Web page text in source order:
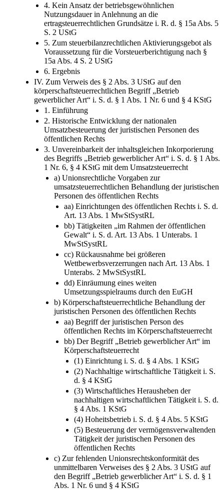
4. Kein Ansatz der betriebsgewöhnlichen
Nutzungsdauer in Anlehnung an die
ertragsteuerrechtlichen Grundsätze i. R. d. § 15a Abs. 5
S. 2 UStG
5. Zum steuerbilanzrechtlichen Aktivierungsgebot als
Voraussetzung für die Vorsteuerberichtigung nach §
15a Abs. 4 S. 2 UStG
6. Ergebnis
IV. Zum Verweis des § 2 Abs. 3 UStG auf den
körperschaftsteuerrechtlichen Begriff „Betrieb
gewerblicher Art“ i. S. d. § 1 Abs. 1 Nr. 6 und § 4 KStG
1. Einführung
2. Historische Entwicklung der nationalen
Umsatzbesteuerung der juristischen Personen des
öffentlichen Rechts
3. Unvereinbarkeit der inhaltsgleichen Inkorporierung
des Begriffs „Betrieb gewerblicher Art“ i. S. d. § 1 Abs.
1 Nr. 6, § 4 KStG mit dem Umsatzsteuerrecht
a) Unionsrechtliche Vorgaben zur
umsatzsteuerrechtlichen Behandlung der juristischen
Personen des öffentlichen Rechts
aa) Einrichtungen des öffentlichen Rechts i. S. d.
Art. 13 Abs. 1 MwStSystRL
bb) Tätigkeiten „im Rahmen der öffentlichen
Gewalt“ i. S. d. Art. 13 Abs. 1 Unterabs. 1
MwStSystRL
cc) Rückausnahme bei größeren
Wettbewerbsverzerrungen nach Art. 13 Abs. 1
Unterabs. 2 MwStSystRL
dd) Einräumung eines weiten
Umsetzungsspielraums durch den EuGH
b) Körperschaftsteuerrechtliche Behandlung der
juristischen Personen des öffentlichen Rechts
aa) Begriff der juristischen Person des
öffentlichen Rechts im Körperschaftsteuerrecht
bb) Der Begriff „Betrieb gewerblicher Art“ im
Körperschaftsteuerrecht
(1) Einrichtung i. S. d. § 4 Abs. 1 KStG
(2) Nachhaltige wirtschaftliche Tätigkeit i. S.
d. § 4 KStG
(3) Wirtschaftliches Herausheben der
nachhaltigen wirtschaftlichen Tätigkeit i. S. d.
§ 4 Abs. 1 KStG
(4) Hoheitsbetrieb i. S. d. § 4 Abs. 5 KStG
(5) Besteuerung der vermögensverwaltenden
Tätigkeit der juristischen Personen des
öffentlichen Rechts
c) Zur fehlenden Unionsrechtskonformität des
unmittelbaren Verweises des § 2 Abs. 3 UStG auf
den Begriff „Betrieb gewerblicher Art“ i. S. d. § 1
Abs. 1 Nr. 6 und § 4 KStG